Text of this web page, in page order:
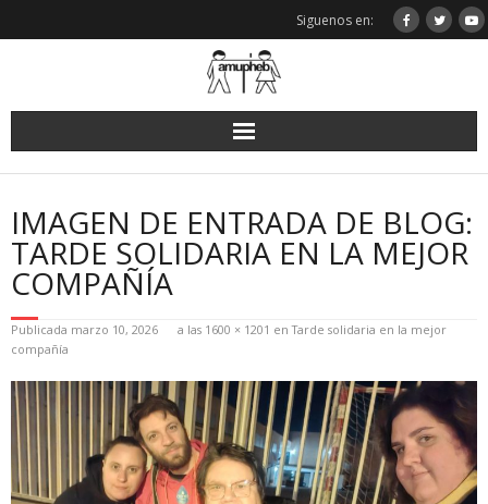
Siguenos en:
IMAGEN DE ENTRADA DE BLOG:
TARDE SOLIDARIA EN LA MEJOR
COMPAÑÍA
Publicada marzo 10, 2026 a las 1600 × 1201 enTarde solidaria en la mejor
compañía